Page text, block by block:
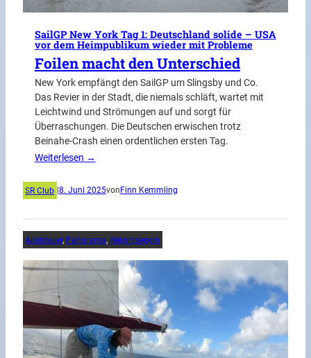
SailGP New York Tag 1: Deutschland solide – USA
vor dem Heimpublikum wieder mit Probleme
Foilen macht den Unterschied
New York empfängt den SailGP um Slingsby und Co.
Das Revier in der Stadt, die niemals schläft, wartet mit
Leichtwind und Strömungen auf und sorgt für
Überraschungen. Die Deutschen erwischen trotz
Beinahe-Crash einen ordentlichen ersten Tag.
Weiterlesen →
SR Club 8. Juni 2025von Finn Kemmling
Abenteuer, Panorama, Rekordsegeln